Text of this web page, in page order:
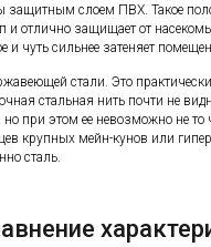
защитным слоем ПВХ. Такое
и отлично защищает от
и чуть сильнее затеняет
стали. Это
стальная нить почти не
но при этом ее невозможно не то
крупных мейн-кунов или
сталь.